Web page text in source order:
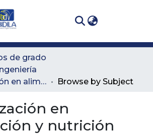
de grado
Especialización en alimentación y nutrición
Browse by Subject
en
y nutrición